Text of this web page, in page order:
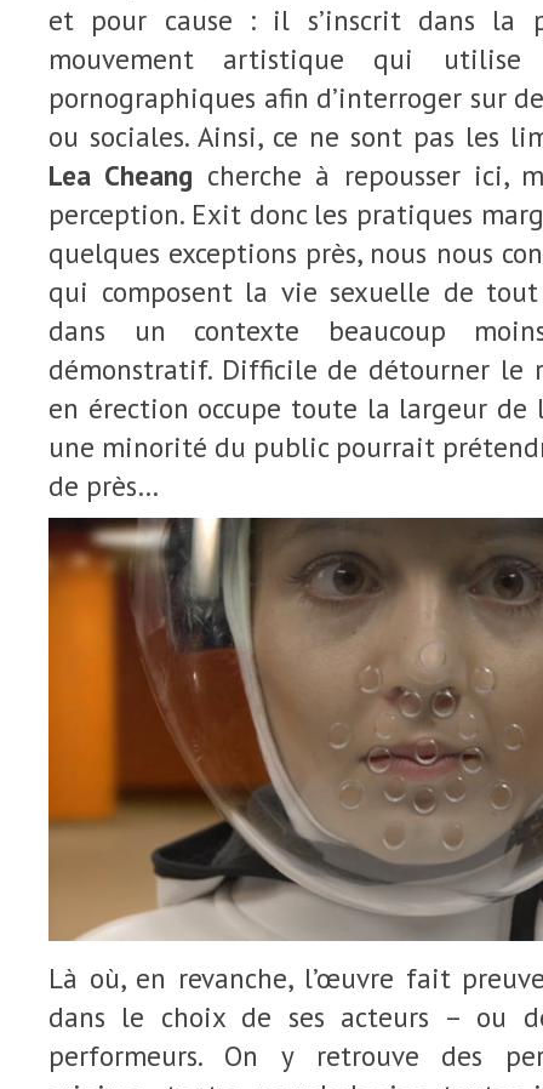
et pour cause : il s’inscrit dans la
mouvement artistique qui utilise
pornographiques afin d’interroger sur
ou sociales. Ainsi, ce ne sont pas les
Lea Cheang cherche à repousser ici,
perception. Exit donc les pratiques
quelques exceptions près, nous nous
qui composent la vie sexuelle de
dans un contexte beaucoup
démonstratif. Difficile de détourner le
en érection occupe toute la largeur de
une minorité du public pourrait
de près…
Là où, en revanche, l’œuvre fait
dans le choix de ses acteurs – ou
performeurs. On y retrouve des